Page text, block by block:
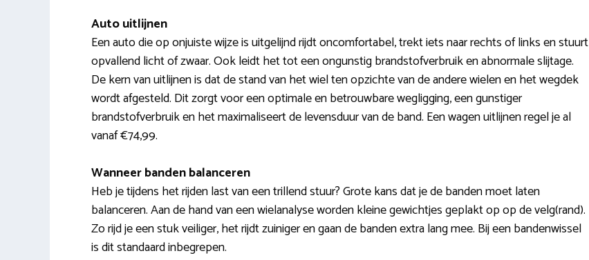
Auto uitlijnen
Een auto die op onjuiste wijze is uitgelijnd rijdt oncomfortabel, trekt iets naar rechts of links en stuurt
opvallend licht of zwaar. Ook leidt het tot een ongunstig brandstofverbruik en abnormale slijtage.
De kern van uitlijnen is dat de stand van het wiel ten opzichte van de andere wielen en het wegdek
wordt afgesteld. Dit zorgt voor een optimale en betrouwbare wegligging, een gunstiger
brandstofverbruik en het maximaliseert de levensduur van de band. Een wagen uitlijnen regel je al
vanaf €74,99.
Wanneer banden balanceren
Heb je tijdens het rijden last van een trillend stuur? Grote kans dat je de banden moet laten
balanceren. Aan de hand van een wielanalyse worden kleine gewichtjes geplakt op op de velg(rand).
Zo rijd je een stuk veiliger, het rijdt zuiniger en gaan de banden extra lang mee. Bij een bandenwissel
is dit standaard inbegrepen.